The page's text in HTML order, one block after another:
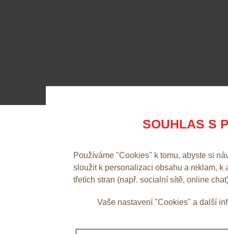
SOUHLAS S
Používáme "Cookies" k tomu, abyste si
sloužit k personalizaci obsahu a reklam,
třetích stran (např. socialní sítě, online
Vaše nastavení "Cookies" a další